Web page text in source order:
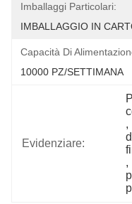
Imballaggi Particolari:
IMBALLAGGIO IN
Capacità Di
10000 PZ/SETTIMANA
Evidenziare:
,
,